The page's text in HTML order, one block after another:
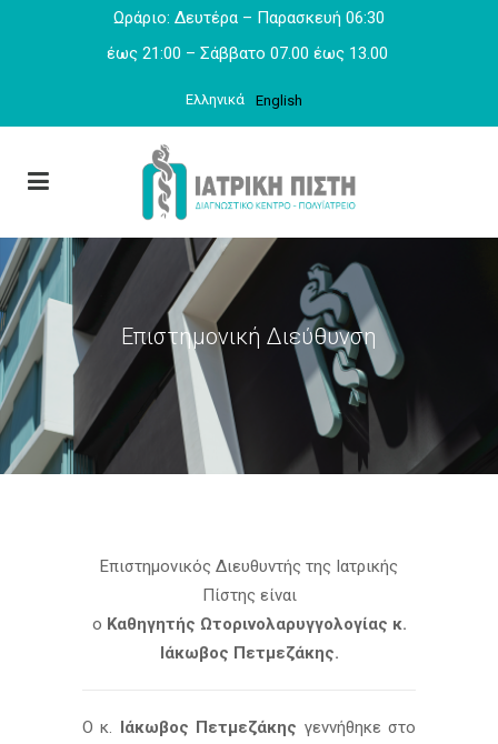
Ωράριο: Δευτέρα – Παρασκευή 06:30
έως 21:00 – Σάββατο 07.00 έως 13.00
Ελληνικά English
Επιστημονική Διεύθυνση
Επιστημονικός Διευθυντής της Ιατρικής
Πίστης είναι
ο Καθηγητής Ωτορινολαρυγγολογίας κ.
Ιάκωβος Πετμεζάκης.
Ο κ. Ιάκωβος Πετμεζάκης γεννήθηκε στο